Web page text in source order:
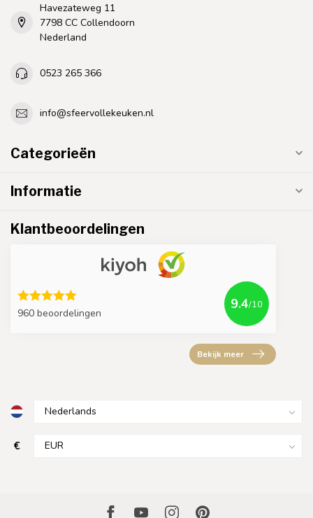
Havezateweg 11
7798 CC Collendoorn
Nederland
0523 265 366
info@sfeervollekeuken.nl
Categorieën
Informatie
Klantbeoordelingen
960 beoordelingen
9.4/10
Bekijk meer
€